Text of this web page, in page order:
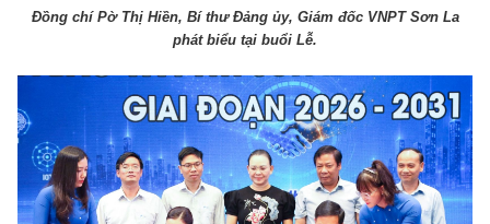
Đồng chí Pờ Thị Hiền, Bí thư Đảng ủy, Giám đốc VNPT Sơn La
phát biểu tại buổi Lễ.